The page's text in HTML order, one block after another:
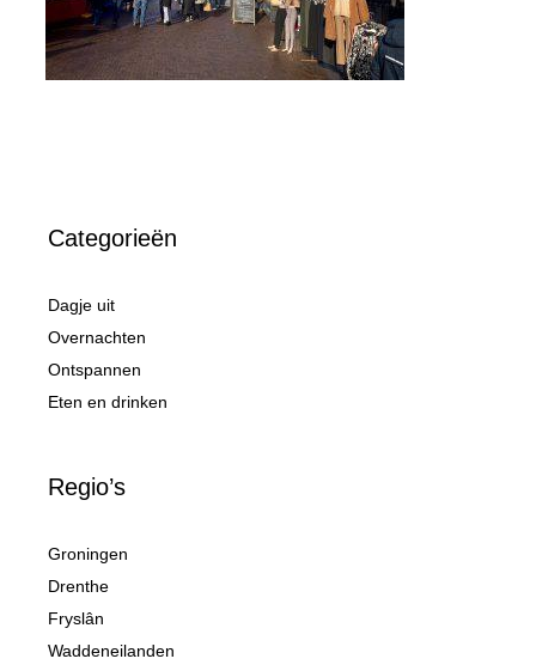
Categorieën
Dagje uit
Overnachten
Ontspannen
Eten en drinken
Regio’s
Groningen
Drenthe
Fryslân
Waddeneilanden